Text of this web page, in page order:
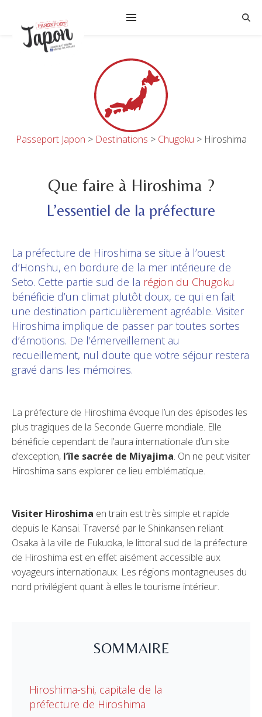
Passeport Japon > Destinations > Chugoku > Hiroshima
Que faire à Hiroshima ?
L’essentiel de la préfecture
La préfecture de Hiroshima se situe à l’ouest
d’Honshu, en bordure de la mer intérieure de
Seto. Cette partie sud de la région du Chugoku
bénéficie d’un climat plutôt doux, ce qui en fait
une destination particulièrement agréable. Visiter
Hiroshima implique de passer par toutes sortes
d’émotions. De l’émerveillement au
recueillement, nul doute que votre séjour restera
gravé dans les mémoires.
La préfecture de Hiroshima évoque l’un des épisodes les
plus tragiques de la Seconde Guerre mondiale. Elle
bénéficie cependant de l’aura internationale d’un site
d’exception, l’île sacrée de Miyajima. On ne peut visiter
Hiroshima sans explorer ce lieu emblématique.
Visiter Hiroshima en train est très simple et rapide
depuis le Kansai. Traversé par le Shinkansen reliant
Osaka à la ville de Fukuoka, le littoral sud de la préfecture
de Hiroshima est en effet aisément accessible aux
voyageurs internationaux. Les régions montagneuses du
nord privilégient quant à elles le tourisme intérieur.
SOMMAIRE
Hiroshima-shi, capitale de la
préfecture de Hiroshima